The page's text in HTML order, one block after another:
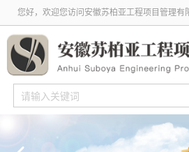
您好，欢迎您访问安徽苏柏亚工程项目管理有